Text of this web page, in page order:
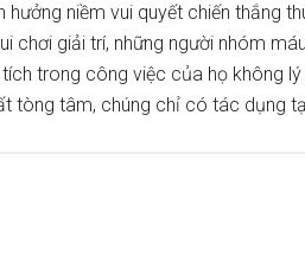
hưởng niềm vui quyết chiến thắng
chơi giải trí, những người nhóm
tích trong công việc của họ không
tòng tâm, chúng chỉ có tác dụng